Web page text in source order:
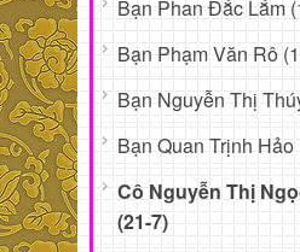
Bạn Phan Đắc Lắm
Bạn Phạm Văn Rô
Bạn Nguyễn Thị
Bạn Quan Trịnh Hảo
Cô Nguyễn Thị
(21-7)